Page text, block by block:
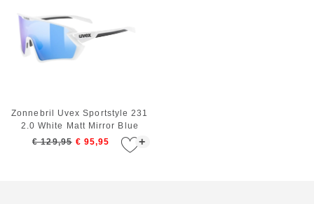
+
Zonnebril Uvex Sportstyle 231
2.0 White Matt Mirror Blue
€ 129,95 € 95,95